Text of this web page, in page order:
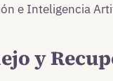
e Inteligencia
y